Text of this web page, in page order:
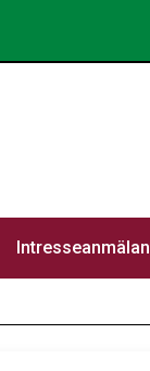
Intresseanmälan